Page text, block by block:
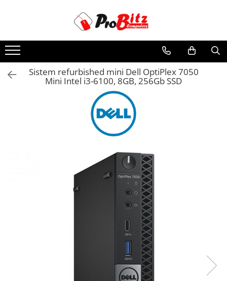
Laptopuri si accesorii
Laptopuri
Laptopuri Noi
Componente REFURBISHED Laptop
Sistem refurbished mini Dell OptiPlex 7050
Mini Intel i3-6100, 8GB, 256Gb SSD